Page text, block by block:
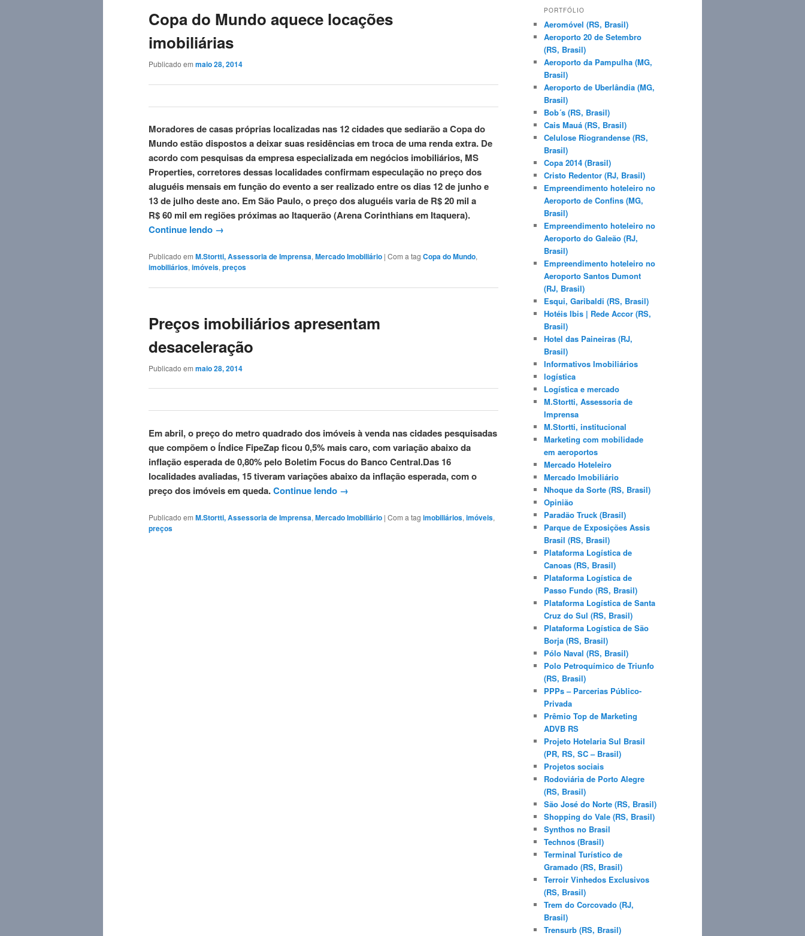
Copa do Mundo aquece locações
imobiliárias
Publicado em maio 28, 2014
Moradores de casas próprias localizadas nas 12 cidades que sediarão a Copa do
Mundo estão dispostos a deixar suas residências em troca de uma renda extra. De
acordo com pesquisas da empresa especializada em negócios imobiliários, MS
Properties, corretores dessas localidades confirmam especulação no preço dos
aluguéis mensais em função do evento a ser realizado entre os dias 12 de junho e
13 de julho deste ano. Em São Paulo, o preço dos aluguéis varia de R$ 20 mil a
R$ 60 mil em regiões próximas ao Itaquerão (Arena Corinthians em Itaquera).
Continue lendo →
Publicado em M.Stortti, Assessoria de Imprensa, Mercado Imobiliário | Com a tag Copa do Mundo,
imobiliários, imóveis, preços
Preços imobiliários apresentam
desaceleração
Publicado em maio 28, 2014
Em abril, o preço do metro quadrado dos imóveis à venda nas cidades pesquisadas
que compõem o Índice FipeZap ficou 0,5% mais caro, com variação abaixo da
inflação esperada de 0,80% pelo Boletim Focus do Banco Central.Das 16
localidades avaliadas, 15 tiveram variações abaixo da inflação esperada, com o
preço dos imóveis em queda.Continue lendo →
Publicado em M.Stortti, Assessoria de Imprensa, Mercado Imobiliário | Com a tag imobiliários, imóveis,
preços
q
i
s
a
r
PORTFÓLIO
Aeromóvel (RS, Brasil)
Aeroporto 20 de Setembro
(RS, Brasil)
Aeroporto da Pampulha (MG,
Brasil)
Aeroporto de Uberlândia (MG,
Brasil)
Bob´s (RS, Brasil)
Cais Mauá (RS, Brasil)
Celulose Riograndense (RS,
Brasil)
Copa 2014 (Brasil)
Cristo Redentor (RJ, Brasil)
Empreendimento hoteleiro no
Aeroporto de Confins (MG,
Brasil)
Empreendimento hoteleiro no
Aeroporto do Galeão (RJ,
Brasil)
Empreendimento hoteleiro no
Aeroporto Santos Dumont
(RJ, Brasil)
Esqui, Garibaldi (RS, Brasil)
Hotéis Ibis | Rede Accor (RS,
Brasil)
Hotel das Paineiras (RJ,
Brasil)
Informativos Imobiliários
logística
Logística e mercado
M.Stortti, Assessoria de
Imprensa
M.Stortti, institucional
Marketing com mobilidade
em aeroportos
Mercado Hoteleiro
Mercado Imobiliário
Nhoque da Sorte (RS, Brasil)
Opinião
Paradão Truck (Brasil)
Parque de Exposições Assis
Brasil (RS, Brasil)
Plataforma Logística de
Canoas (RS, Brasil)
Plataforma Logística de
Passo Fundo (RS, Brasil)
Plataforma Logística de Santa
Cruz do Sul (RS, Brasil)
Plataforma Logística de São
Borja (RS, Brasil)
Pólo Naval (RS, Brasil)
Polo Petroquímico de Triunfo
(RS, Brasil)
PPPs – Parcerias Público-
Privada
Prêmio Top de Marketing
ADVB RS
Projeto Hotelaria Sul Brasil
(PR, RS, SC – Brasil)
Projetos sociais
Rodoviária de Porto Alegre
(RS, Brasil)
São José do Norte (RS, Brasil)
Shopping do Vale (RS, Brasil)
Synthos no Brasil
Technos (Brasil)
Terminal Turístico de
Gramado (RS, Brasil)
Terroir Vinhedos Exclusivos
(RS, Brasil)
Trem do Corcovado (RJ,
Brasil)
Trensurb (RS, Brasil)